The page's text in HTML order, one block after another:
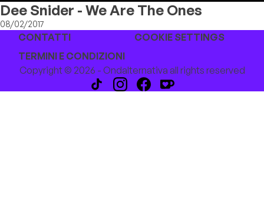
Dee Snider - We Are The Ones
08/02/2017
CONTATTI
COOKIE SETTINGS
TERMINI E CONDIZIONI
Copyright © 2026 - Ondalternativa all rights reserved